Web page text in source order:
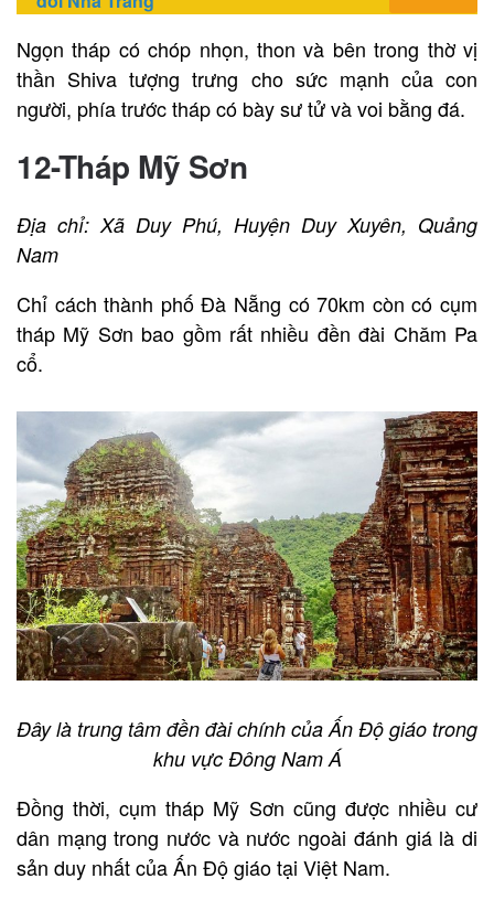
Ngọn tháp có chóp nhọn, thon và bên trong thờ vị
thần Shiva tượng trưng cho sức mạnh của con
người, phía trước tháp có bày sư tử và voi bằng đá.
12-Tháp Mỹ Sơn
Địa chỉ: Xã Duy Phú, Huyện Duy Xuyên, Quảng
Nam
Chỉ cách thành phố Đà Nẵng có 70km còn có cụm
tháp Mỹ Sơn bao gồm rất nhiều đền đài Chăm Pa
cổ.
Đây là trung tâm đền đài chính của Ấn Độ giáo trong
khu vực Đông Nam Á
Đồng thời, cụm tháp Mỹ Sơn cũng được nhiều cư
dân mạng trong nước và nước ngoài đánh giá là di
sản duy nhất của Ấn Độ giáo tại Việt Nam.